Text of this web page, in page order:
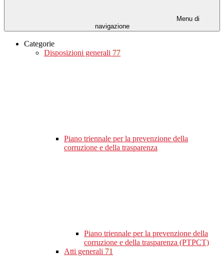
Menu di
navigazione
Categorie
Disposizioni generali 77
Piano triennale per la prevenzione della
corruzione e della trasparenza
Piano triennale per la prevenzione della
corruzione e della trasparenza (PTPCT)
Atti generali 71